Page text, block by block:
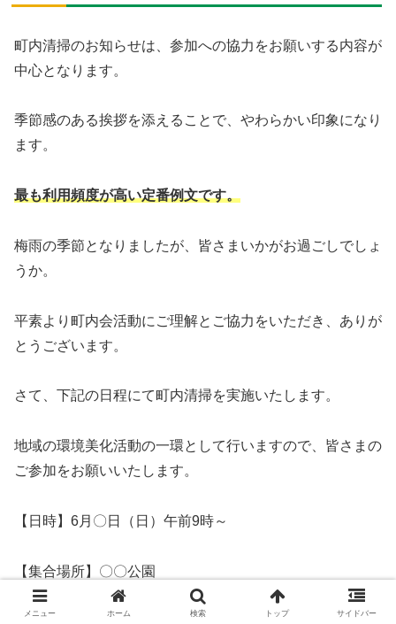
町内清掃のお知らせは、参加への協力をお願いする内容が
中心となります。
季節感のある挨拶を添えることで、やわらかい印象になり
ます。
最も利用頻度が高い定番例文です。
梅雨の季節となりましたが、皆さまいかがお過ごしでしょ
うか。
平素より町内会活動にご理解とご協力をいただき、ありが
とうございます。
さて、下記の日程にて町内清掃を実施いたします。
地域の環境美化活動の一環として行いますので、皆さまの
ご参加をお願いいたします。
【日時】6月〇日（日）午前9時～
【集合場所】〇〇公園
メニュー ホーム 検索 トップ サイドバー